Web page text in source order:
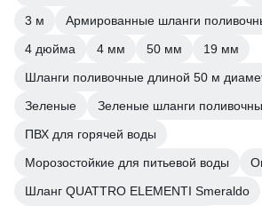
3 м
Армированные шланги
4 дюйма
4 мм 50 мм
19 мм
Шланги поливочные длиной 50 м
Зеленые
Зеленые шланги
ПВХ для горячей воды
Морозостойкие для питьевой воды
Шланг QUATTRO ELEMENTI Smeraldo